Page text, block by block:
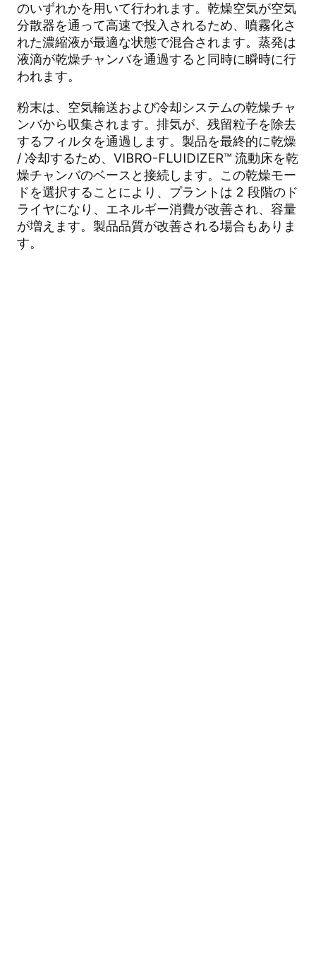
のいずれかを用いて行われます。乾燥空気が空気
分散器を通って高速で投入されるため、噴霧化さ
れた濃縮液が最適な状態で混合されます。蒸発は
液滴が乾燥チャンバを通過すると同時に瞬時に行
われます。
粉末は、空気輸送および冷却システムの乾燥チャ
ンバから収集されます。排気が、残留粒子を除去
するフィルタを通過します。製品を最終的に乾燥
/ 冷却するため、VIBRO-FLUIDIZER™ 流動床を乾
燥チャンバのベースと接続します。この乾燥モー
ドを選択することにより、プラントは 2 段階のド
ライヤになり、エネルギー消費が改善され、容量
が増えます。製品品質が改善される場合もありま
す。